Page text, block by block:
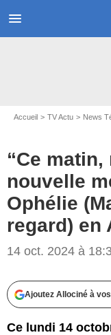
menu
Accueil TV Actu News
“Ce
nouvelle
Ophélie
regard) en
14 oct. 2024 à
Ajoutez Allociné à
Ce lundi 14